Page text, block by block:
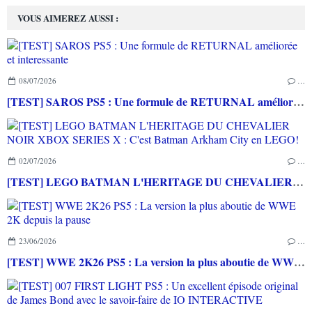
VOUS AIMEREZ AUSSI :
08/07/2026 …
[TEST] SAROS PS5 : Une formule de RETURNAL améliorée et interessante
02/07/2026 …
[TEST] LEGO BATMAN L'HERITAGE DU CHEVALIER NOIR XBOX SERIES X : C'est Batman Arkham City en LEGO!
23/06/2026 …
[TEST] WWE 2K26 PS5 : La version la plus aboutie de WWE 2K depuis la pause